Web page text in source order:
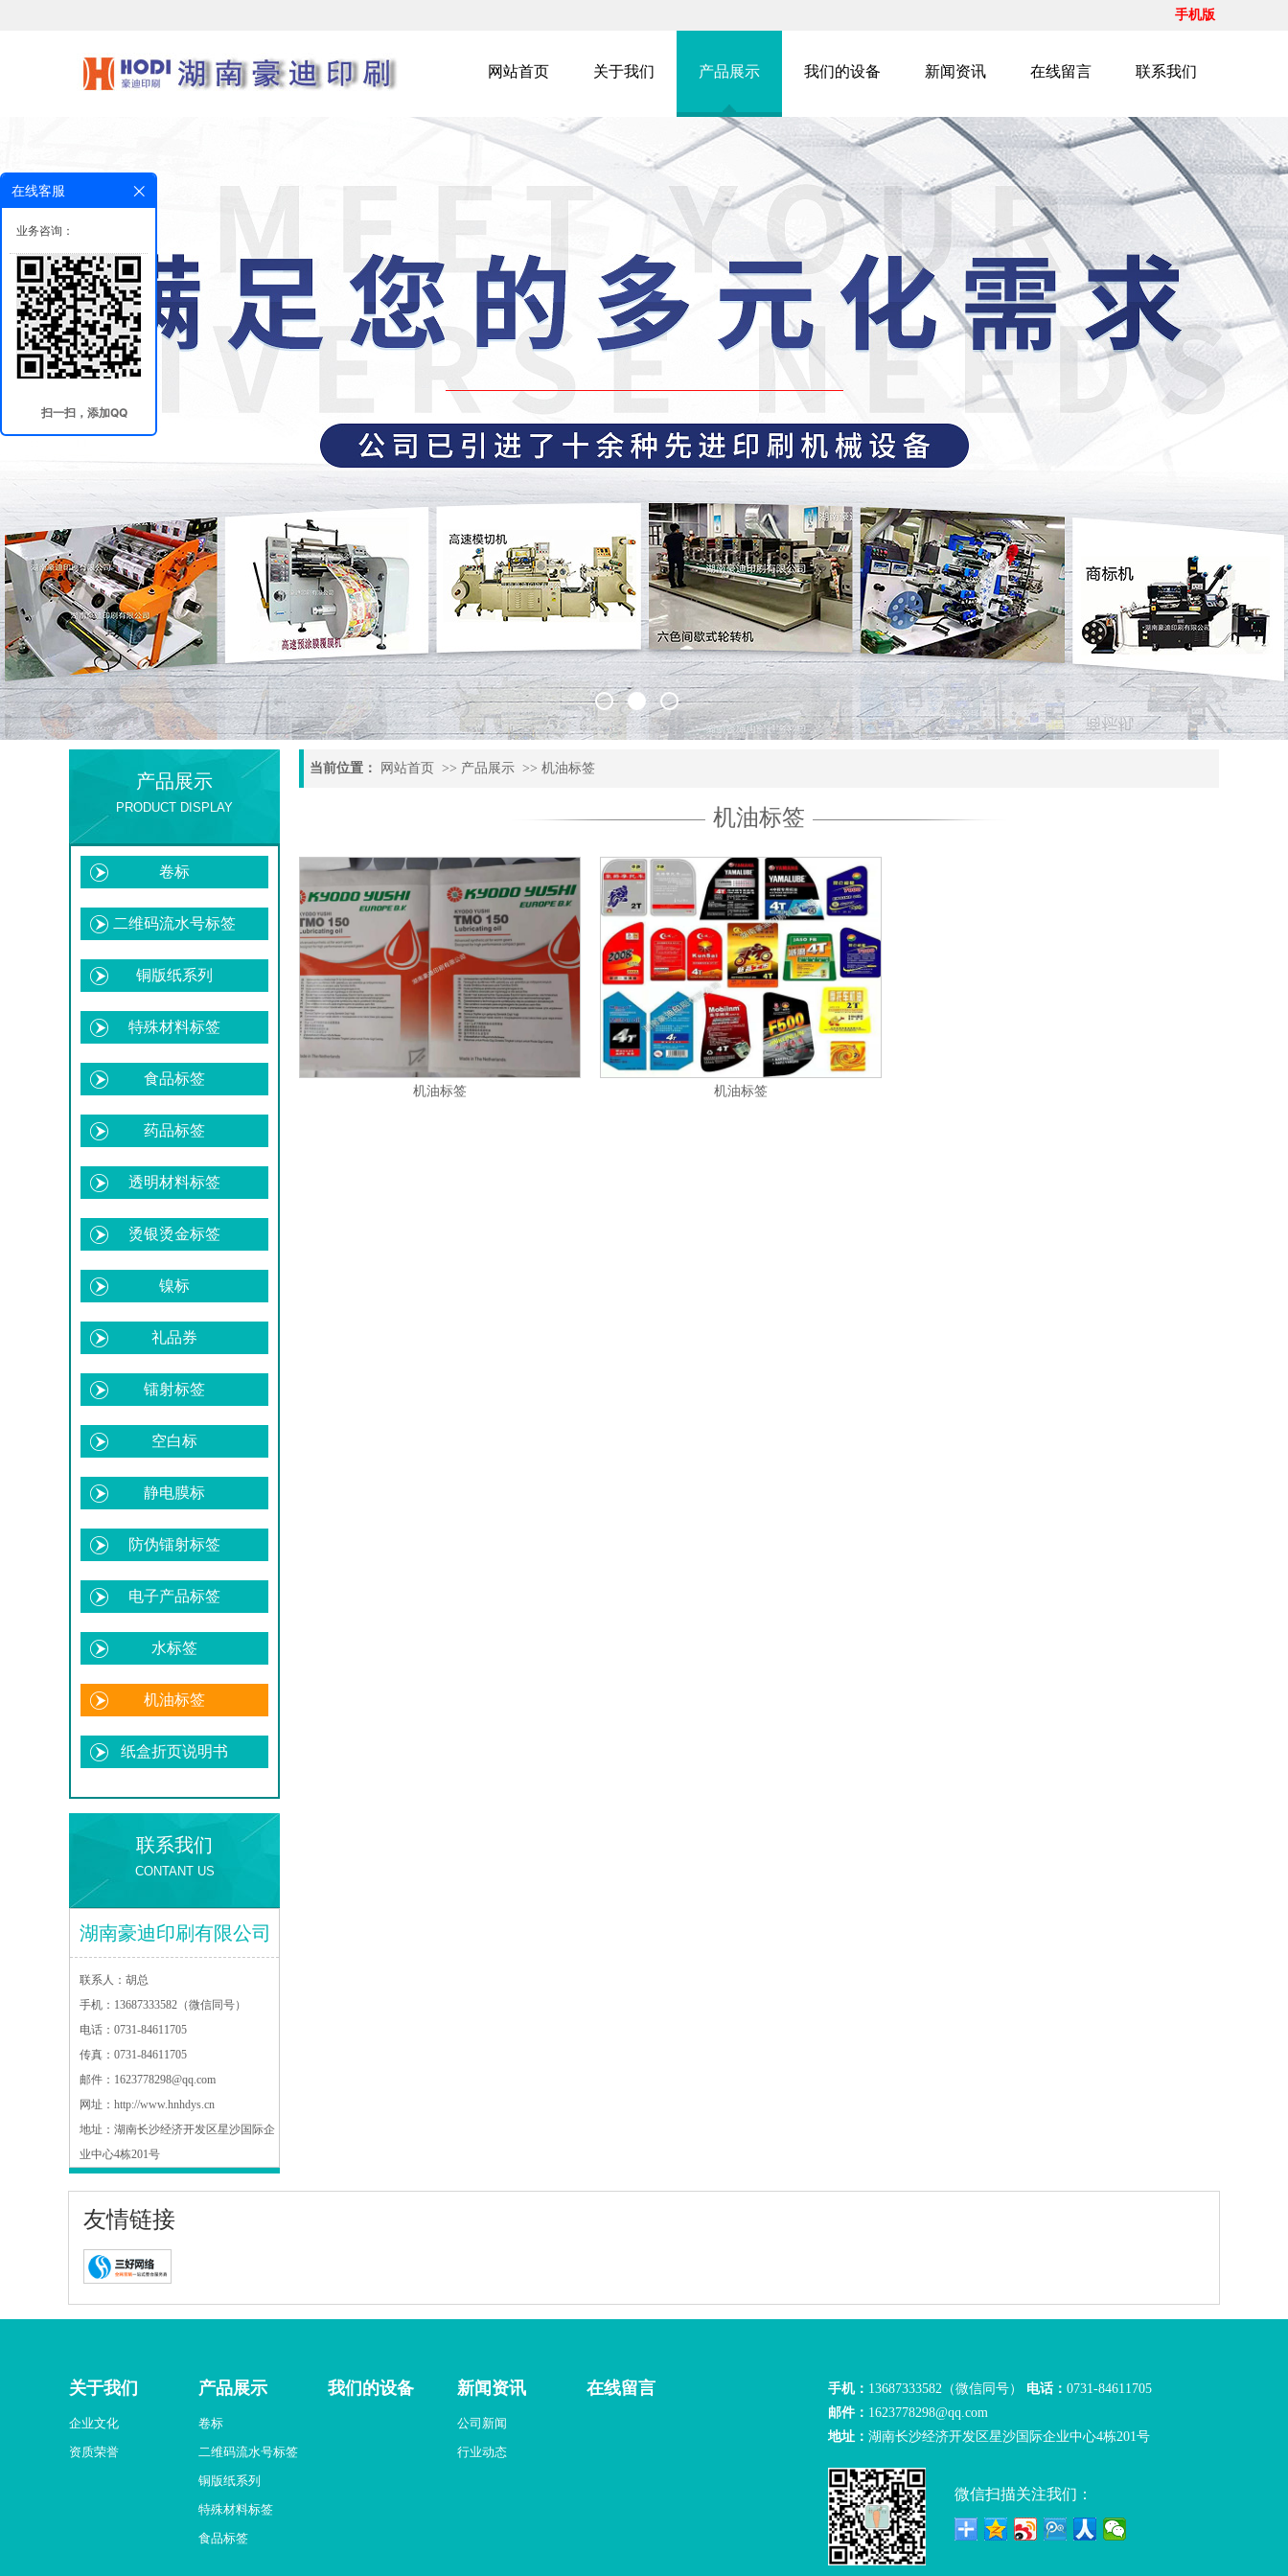
手机版
网站首页 关于我们 产品展示 我们的设备 新闻资讯 在线留言 联系我们
产品展示
PRODUCT DISPLAY
卷标
二维码流水号标签
铜版纸系列
特殊材料标签
食品标签
药品标签
透明材料标签
烫银烫金标签
镍标
礼品券
镭射标签
空白标
静电膜标
防伪镭射标签
电子产品标签
水标签
机油标签
纸盒折页说明书
联系我们
CONTANT US
湖南豪迪印刷有限公司
联系人： 胡总
手机： 13687333582（微信同号）
电话： 0731-84611705
传真： 0731-84611705
邮件： 1623778298@qq.com
网址： http://www.hnhdys.cn
地址： 湖南长沙经济开发区星沙国际企
业中心4栋201号
当前位置： 网站首页 >> 产品展示 >> 机油标签
机油标签
机油标签 机油标签
友情链接
关于我们
企业文化
资质荣誉
产品展示
卷标
二维码流水号标签
铜版纸系列
特殊材料标签
食品标签
我们的设备 新闻资讯
公司新闻
行业动态
在线留言 手机： 13687333582（微信同号） 电话： 0731-84611705
邮件： 1623778298@qq.com
地址： 湖南长沙经济开发区星沙国际企业中心4栋201号
微信扫描关注我们：
在线客服
业务咨询：
扫一扫，添加QQ